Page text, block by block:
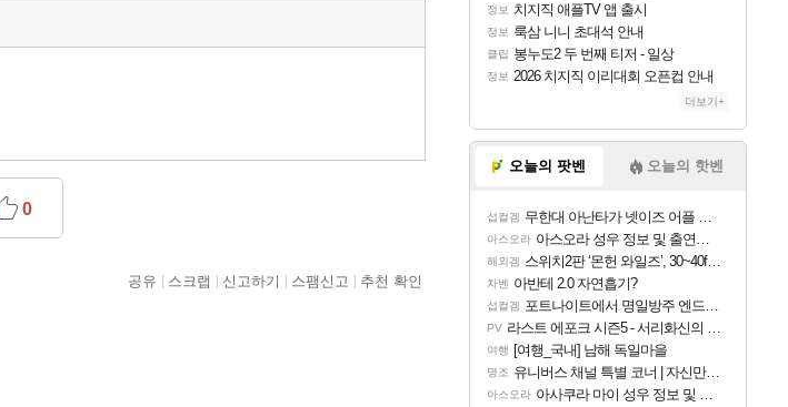
0
공유 스크랩 신고하기 스팸신고 추천 확인
정보 치지직 애플TV 앱 출시
정보 룩삼 니니 초대석 안내
클립 봉누도2 두 번째 티저 - 일상
정보 2026 치지직 이리대회 오픈컵 안내
더보기+
오늘의 팟벤 오늘의 핫벤
섭컬겜 무한대 아난타가 넷이즈 어플 달력에 일정 등록
아스오라 아스오라 성우 정보 및 출연작 모음
해외겜 스위치2판 ‘몬헌 와일즈’, 30~40fps 목표 추정
차벤 아반테 2.0 자연흡기?
섭컬겜 포트나이트에서 명일방주 엔드필드 [펠리카] 판매 예정
PV 라스트 에포크 시즌5 - 서리화신의 분노 티저
여행 [여행_국내] 남해 독일마을
명조 유니버스 채널 특별 코너 | 자신만의 스타일
아스오라 아사쿠라 마이 성우 정보 및 주요 필모